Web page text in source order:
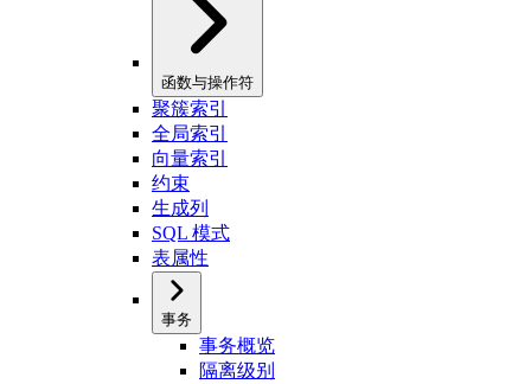
函数与操作符
聚簇索引
全局索引
向量索引
约束
生成列
SQL 模式
表属性
事务
事务概览
隔离级别